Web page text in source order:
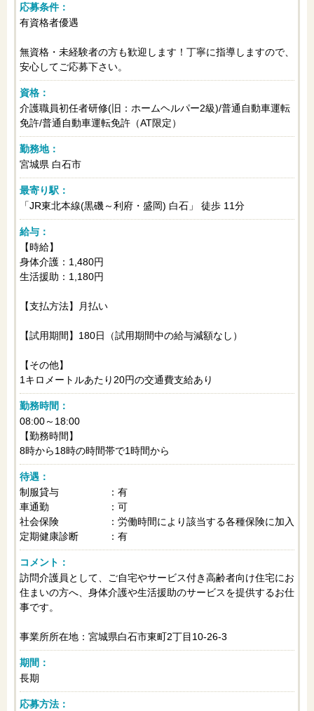
応募条件：
有資格者優遇
無資格・未経験者の方も歓迎します！丁寧に指導しますので、
安心してご応募下さい。
資格：
介護職員初任者研修(旧：ホームヘルパー2級)/普通自動車運転
免許/普通自動車運転免許（AT限定）
勤務地：
宮城県 白石市
最寄り駅：
「JR東北本線(黒磯～利府・盛岡) 白石」 徒歩 11分
給与：
【時給】
身体介護：1,480円
生活援助：1,180円
【支払方法】月払い
【試用期間】180日（試用期間中の給与減額なし）
【その他】
1キロメートルあたり20円の交通費支給あり
勤務時間：
08:00～18:00
【勤務時間】
8時から18時の時間帯で1時間から
待遇：
制服貸与 ：有
車通勤 ：可
社会保険 ：労働時間により該当する各種保険に加入
定期健康診断 ：有
コメント：
訪問介護員として、ご自宅やサービス付き高齢者向け住宅にお
住まいの方へ、身体介護や生活援助のサービスを提供するお仕
事です。
事業所所在地：宮城県白石市東町2丁目10-26-3
期間：
長期
応募方法：